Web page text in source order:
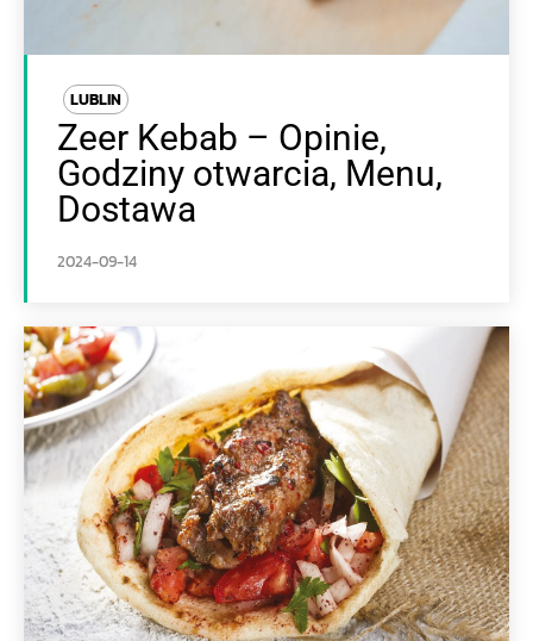
LUBLIN
Zeer Kebab – Opinie,
Godziny otwarcia, Menu,
Dostawa
2024-09-14